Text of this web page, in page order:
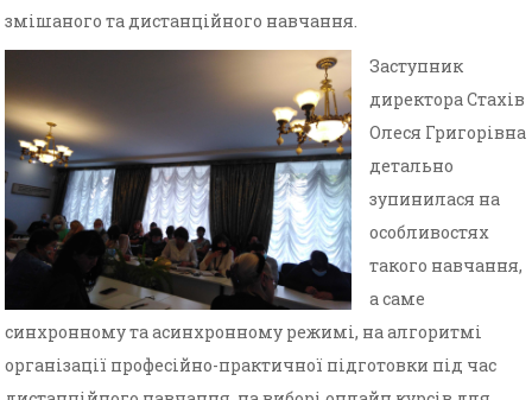
змішаного та дистанційного навчання.
Заступник
директора Стахів
Олеся Григорівна
детально
зупинилася на
особливостях
такого навчання,
а саме
синхронному та асинхронному режимі, на алгоритмі
організації професійно-практичної підготовки під час